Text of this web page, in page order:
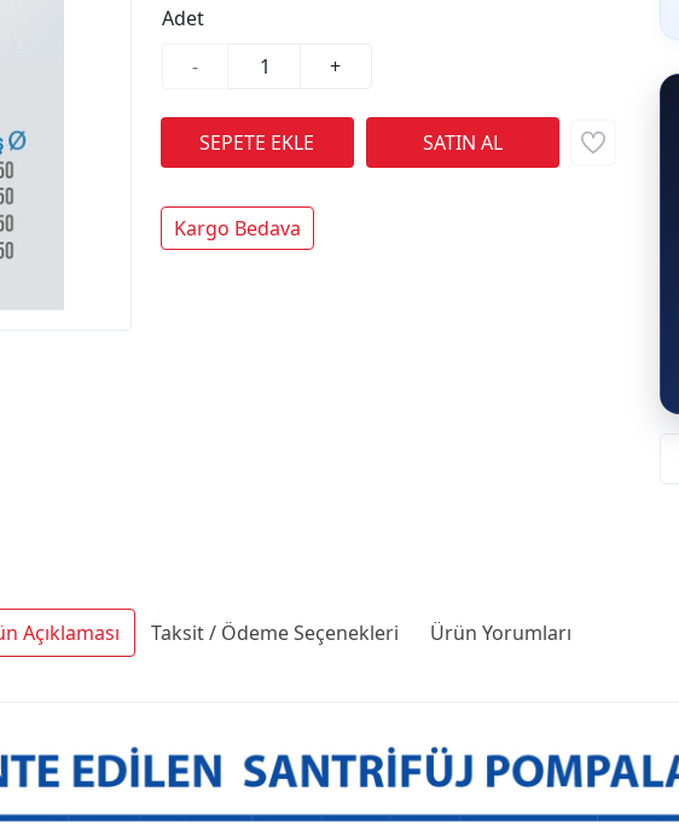
Adet
-
+
Kargo Bedava
Açıklaması Taksit / Ödeme Seçenekleri Ürün Yorumları